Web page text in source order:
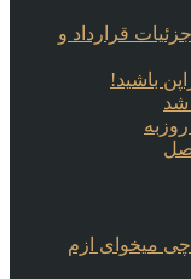
قرارداد و
باشید!
شد
چی میخوای ازم